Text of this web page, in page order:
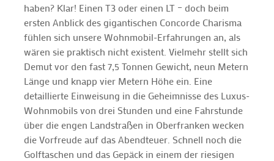
haben? Klar! Einen T3 oder einen LT – doch beim
ersten Anblick des gigantischen Concorde Charisma
fühlen sich unsere Wohnmobil-Erfahrungen an, als
wären sie praktisch nicht existent. Vielmehr stellt sich
Demut vor den fast 7,5 Tonnen Gewicht, neun Metern
Länge und knapp vier Metern Höhe ein. Eine
detaillierte Einweisung in die Geheimnisse des Luxus-
Wohnmobils von drei Stunden und eine Fahrstunde
über die engen Landstraßen in Oberfranken wecken
die Vorfreude auf das Abendteuer. Schnell noch die
Golftaschen und das Gepäck in einem der riesigen